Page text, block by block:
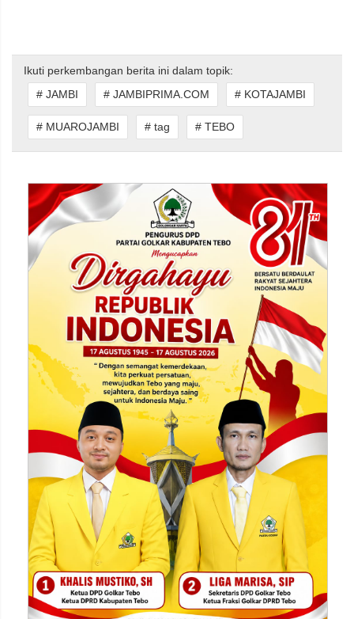
Ikuti perkembangan berita ini dalam topik:
# JAMBI
# JAMBIPRIMA.COM # KOTAJAMBI
# MUAROJAMBI # tag # TEBO